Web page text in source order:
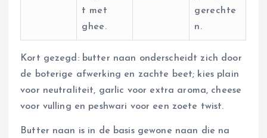
t met
ghee.
gerechte
n.
Kort gezegd: butter naan onderscheidt zich door
de boterige afwerking en zachte beet; kies plain
voor neutraliteit, garlic voor extra aroma, cheese
voor vulling en peshwari voor een zoete twist.
Butter naan is in de basis gewone naan die na